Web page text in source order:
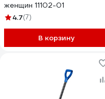
женщин 11102-01
4.7(7)
В корзину